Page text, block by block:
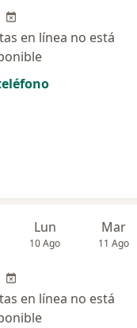
en línea no está
Lun
10 Ago
Mar
11 Ago
en línea no está